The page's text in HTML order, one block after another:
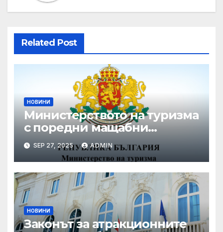
Related Post
НОВИНИ
Министерството на туризма
с поредни мащабни
координирани проверки
през летния сезон
SEP 27, 2025 ADMIN
НОВИНИ
Законът за атракционните